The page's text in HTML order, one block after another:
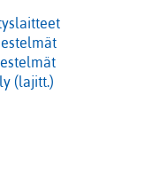
(lajitt.)